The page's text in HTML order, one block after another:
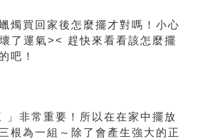
燭買回家後怎麼擺才對嗎！小心
了運氣>< 趕快來看看該怎麼擺
吧！
」非常重要！所以在在家中擺放
根為一組～除了會產生強大的正